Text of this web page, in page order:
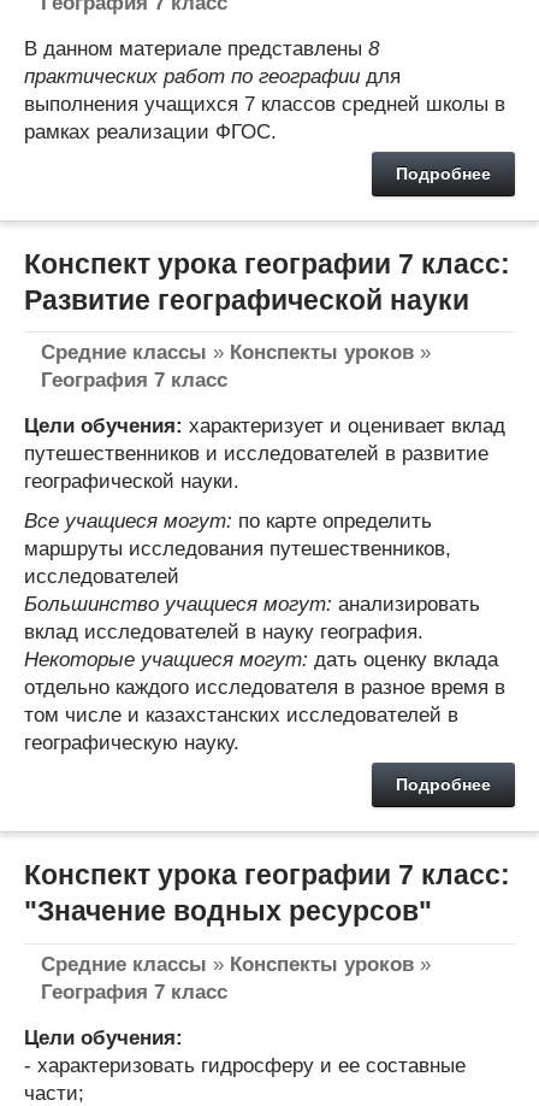
В данном материале представлены 8
практических работ по географии для
выполнения учащихся 7 классов средней школы в
рамках реализации ФГОС.
Подробнее
Конспект урока географии 7 класс:
Развитие географической науки
Средние классы » Конспекты уроков »
География 7 класс
Цели обучения: характеризует и оценивает вклад
путешественников и исследователей в развитие
географической науки.
Все учащиеся могут: по карте определить
маршруты исследования путешественников,
исследователей
Большинство учащиеся могут: анализировать
вклад исследователей в науку география.
Некоторые учащиеся могут: дать оценку вклада
отдельно каждого исследователя в разное время в
том числе и казахстанских исследователей в
географическую науку.
Подробнее
Конспект урока географии 7 класс:
"Значение водных ресурсов"
Средние классы » Конспекты уроков »
География 7 класс
Цели обучения:
- характеризовать гидросферу и ее составные
части;